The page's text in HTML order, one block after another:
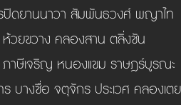
ดยานนาวา สัมพันธวงศ์ พญาไท
วยขวาง คลองสาน ตลิ่งชัน
าษีเจริญ หนองแขม ราษฎร์บูรณะ
บางซื่อ จตุจักร ประเวศ คลองเตย